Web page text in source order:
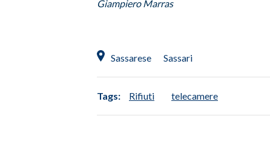
Giampiero Marras
Sassarese Sassari
Tags: Rifiuti telecamere